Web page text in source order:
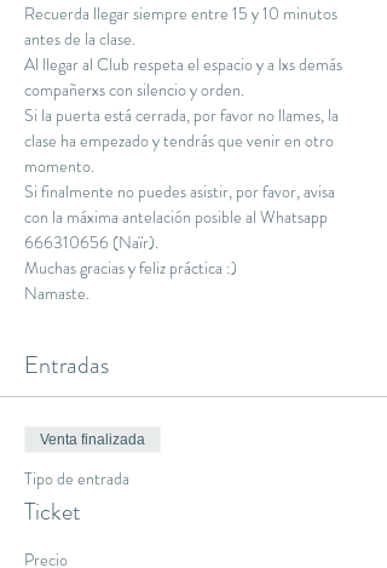
Recuerda llegar siempre entre 15 y 10 minutos
antes de la clase.
Al llegar al Club respeta el espacio y a lxs demás
compañerxs con silencio y orden.
Si la puerta está cerrada, por favor no llames, la
clase ha empezado y tendrás que venir en otro
momento.
Si finalmente no puedes asistir, por favor, avisa
con la máxima antelación posible al Whatsapp
666310656 (Naïr).
Muchas gracias y feliz práctica :)
Namaste.
Entradas
Venta finalizada
Tipo de entrada
Ticket
Precio